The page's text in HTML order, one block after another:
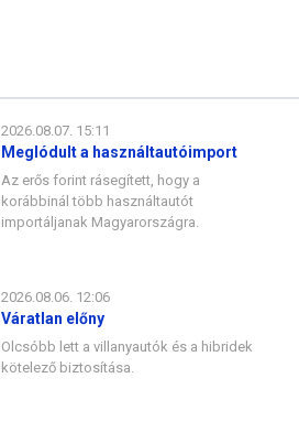
2026.08.07. 15:11
Meglódult a használtautóimport
Az erős forint rásegített, hogy a
korábbinál több használtautót
importáljanak Magyarországra.
2026.08.06. 12:06
Váratlan előny
Olcsóbb lett a villanyautók és a hibridek
kötelező biztosítása.